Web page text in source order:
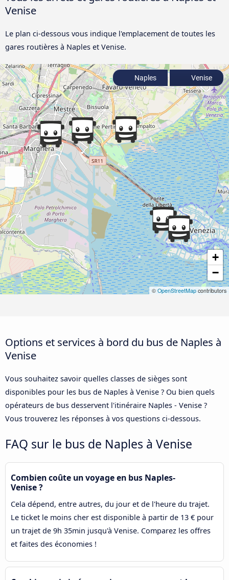
Venise
Le plan ci-dessous vous indique l'emplacement de toutes les
gares routières à Naples et Venise.
+
−
© OpenStreetMap contributors
Naples Venise
Options et services à bord du bus de Naples à
Venise
Vous souhaitez savoir quelles classes de sièges sont
disponibles pour les bus de Naples à Venise ? Ou bien quels
opérateurs de bus desservent l'itinéraire Naples - Venise ?
Vous trouverez les réponses à vos questions ci-dessous.
FAQ sur le bus de Naples à Venise
Combien coûte un voyage en bus Naples-
Venise ?
Cela dépend, entre autres, du jour et de l'heure du trajet.
Le ticket le moins cher est disponible à partir de 13 € pour
un trajet de 9h 35min jusqu'à Venise. Comparez les offres
et faites des économies !